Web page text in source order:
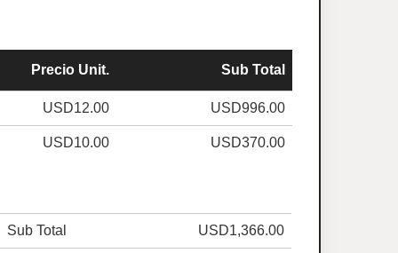
Precio Unit. Sub Total
USD12.00 USD996.00
USD10.00 USD370.00
Sub Total USD1,366.00